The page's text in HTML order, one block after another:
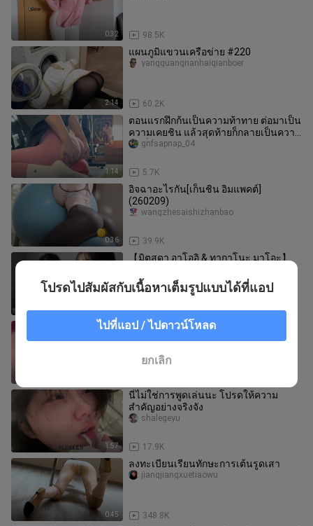
0:32 98.5K
2:14
แผนภูมิแขวนเครือข่าย #220
60.2K
yangguangnanhaiqianboer
1:14
ตอนแรกฝึกก้นเป็นความท้าทาย ต่อมาเป็น
ความเคยชิน แล้วสุดท้ายก็กลายเป็นความ
ฟินที่เลิกไม่ได้!
5.7K
gnfsapnap_04
0:36
อิจฉาอะไรกัน[เก็นชิน อิมแพคต์]
(260209)
39.9K
wangzhesaishizhanbao
【มิตสุดา อาโออิ & ทากาโนะ มาโอะ】
133.7K
ฉันควรทำอย่างไรถ้านักเรียนเผลอหลับ?
1:57
นี่ไม่ใช่การพูดเล่นนะ โปรดให้ความ
สำคัญอย่างจริงจัง
17.9K
shalegeyu
0:45
ลงทะเบียนเรียนทักษะการเต้นรูดเสา
348.8K
jiangjiangxuetiaowu
โปรดไปสัมผัสกับเนื้อหาเต็มรูปแบบได้ที่แอป
ไปที่แอป / ไปดาวน์โหลด
ยกเลิก